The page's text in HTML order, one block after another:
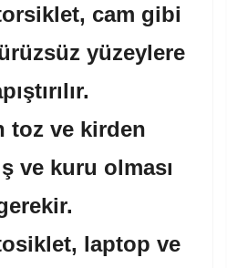
cam gibi
yüzeylere
toz ve kirden
ve kuru olması
laptop ve